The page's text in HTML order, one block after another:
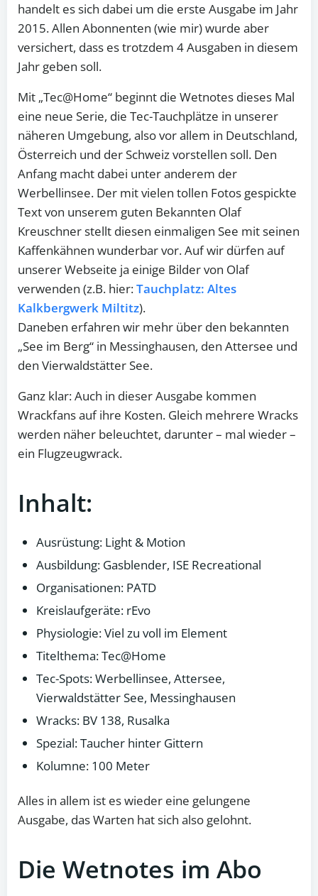
handelt es sich dabei um die erste Ausgabe im Jahr
2015. Allen Abonnenten (wie mir) wurde aber
versichert, dass es trotzdem 4 Ausgaben in diesem
Jahr geben soll.
Mit „Tec@Home“ beginnt die Wetnotes dieses Mal
eine neue Serie, die Tec-Tauchplätze in unserer
näheren Umgebung, also vor allem in Deutschland,
Österreich und der Schweiz vorstellen soll. Den
Anfang macht dabei unter anderem der
Werbellinsee. Der mit vielen tollen Fotos gespickte
Text von unserem guten Bekannten Olaf
Kreuschner stellt diesen einmaligen See mit seinen
Kaffenkähnen wunderbar vor. Auf wir dürfen auf
unserer Webseite ja einige Bilder von Olaf
verwenden (z.B. hier:Tauchplatz: Altes
Kalkbergwerk Miltitz).
Daneben erfahren wir mehr über den bekannten
„See im Berg“ in Messinghausen, den Attersee und
den Vierwaldstätter See.
Ganz klar: Auch in dieser Ausgabe kommen
Wrackfans auf ihre Kosten. Gleich mehrere Wracks
werden näher beleuchtet, darunter – mal wieder –
ein Flugzeugwrack.
Inhalt:
Ausrüstung: Light & Motion
Ausbildung: Gasblender, ISE Recreational
Organisationen: PATD
Kreislaufgeräte: rEvo
Physiologie: Viel zu voll im Element
Titelthema: Tec@Home
Tec-Spots: Werbellinsee, Attersee,
Vierwaldstätter See, Messinghausen
Wracks: BV 138, Rusalka
Spezial: Taucher hinter Gittern
Kolumne: 100 Meter
Alles in allem ist es wieder eine gelungene
Ausgabe, das Warten hat sich also gelohnt.
Die Wetnotes im Abo